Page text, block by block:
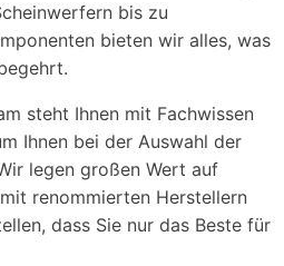
bis zu
bieten wir alles, was
steht Ihnen mit Fachwissen
Ihnen bei der Auswahl der
legen großen Wert auf
renommierten Herstellern
dass Sie nur das Beste für